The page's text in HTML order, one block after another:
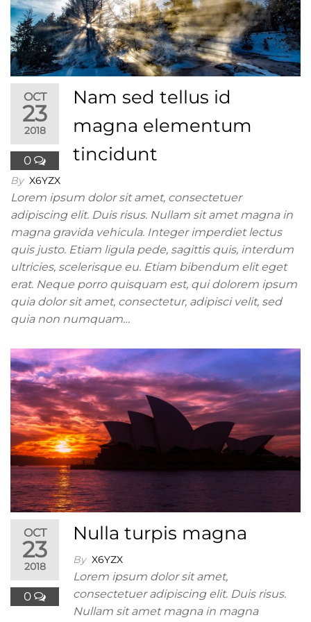
OCT
23
2018
0
Nam sed tellus id
magna elementum
tincidunt
By X6YZX
Lorem ipsum dolor sit amet, consectetuer
adipiscing elit. Duis risus. Nullam sit amet magna in
magna gravida vehicula. Integer imperdiet lectus
quis justo. Etiam ligula pede, sagittis quis, interdum
ultricies, scelerisque eu. Etiam bibendum elit eget
erat. Neque porro quisquam est, qui dolorem ipsum
quia dolor sit amet, consectetur, adipisci velit, sed
quia non numquam…
OCT
23
2018
0
Nulla turpis magna
By X6YZX
Lorem ipsum dolor sit amet,
consectetuer adipiscing elit. Duis risus.
Nullam sit amet magna in magna